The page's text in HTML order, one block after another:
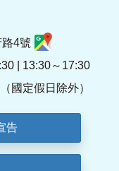
4號
| 13:30～17:30
國定假日除外）
告